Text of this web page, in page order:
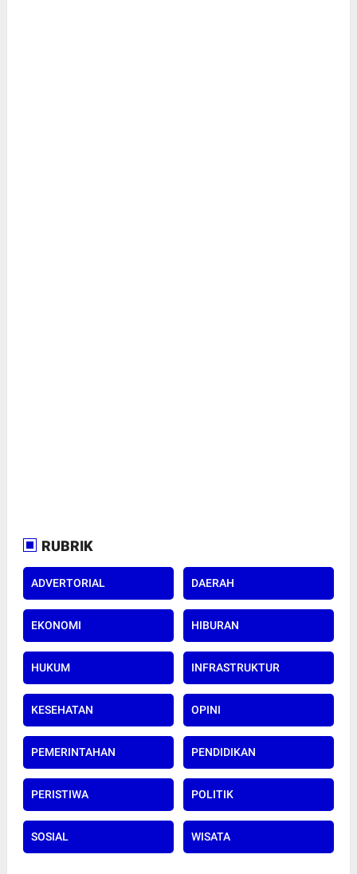
RUBRIK
ADVERTORIAL DAERAH
EKONOMI HIBURAN
HUKUM INFRASTRUKTUR
KESEHATAN OPINI
PEMERINTAHAN PENDIDIKAN
PERISTIWA POLITIK
SOSIAL WISATA